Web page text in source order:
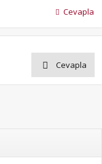
Cevapla
Cevapla